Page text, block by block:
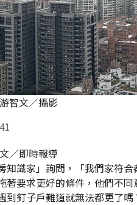
智文／攝影
／即時報導
知識家」詢問，「我們家符
著要求更好的條件，他們不
到釘子戶難道就無法都更了嗎